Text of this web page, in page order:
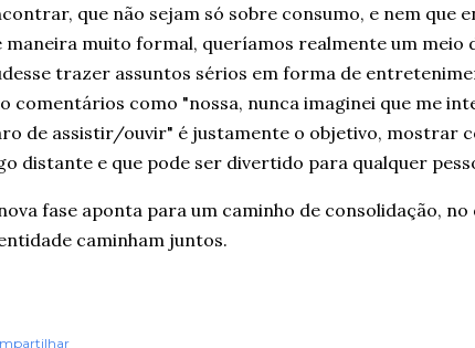
que não sejam só sobre consumo, e nem que
maneira muito formal, queríamos realmente um meio
trazer assuntos sérios em forma de
comentários como "nossa, nunca imaginei que me
de assistir/ouvir" é justamente o objetivo, mostrar
distante e que pode ser divertido para qualquer
fase aponta para um caminho de consolidação,
caminham juntos.